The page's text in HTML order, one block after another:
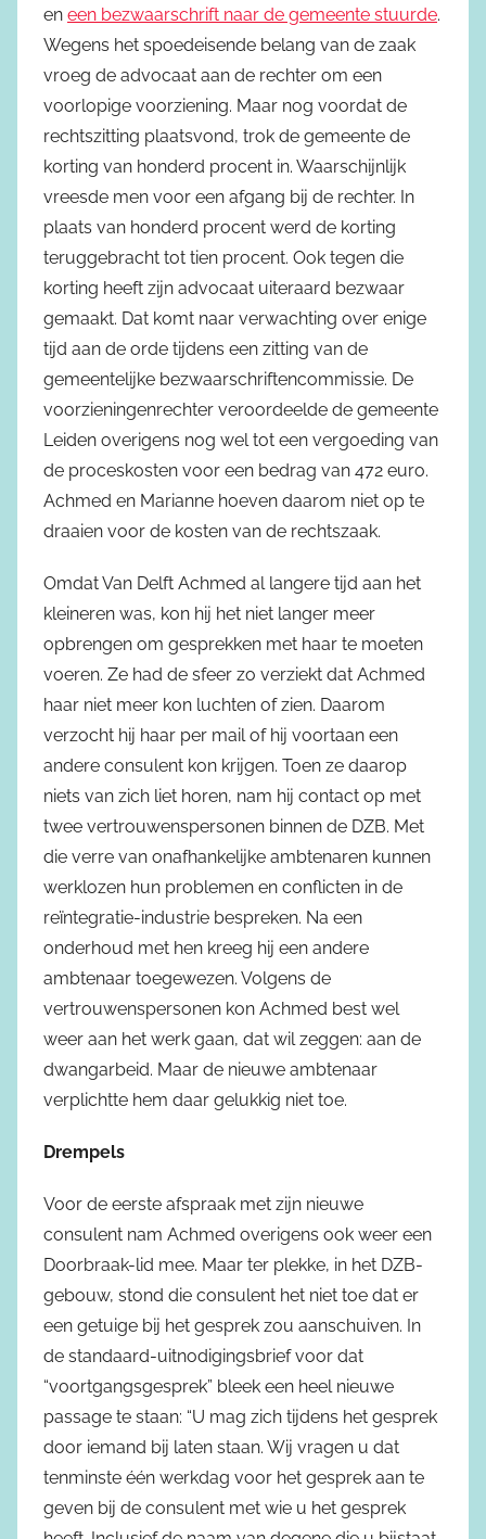
en een bezwaarschrift naar de gemeente stuurde.
Wegens het spoedeisende belang van de zaak
vroeg de advocaat aan de rechter om een
voorlopige voorziening. Maar nog voordat de
rechtszitting plaatsvond, trok de gemeente de
korting van honderd procent in. Waarschijnlijk
vreesde men voor een afgang bij de rechter. In
plaats van honderd procent werd de korting
teruggebracht tot tien procent. Ook tegen die
korting heeft zijn advocaat uiteraard bezwaar
gemaakt. Dat komt naar verwachting over enige
tijd aan de orde tijdens een zitting van de
gemeentelijke bezwaarschriftencommissie. De
voorzieningenrechter veroordeelde de gemeente
Leiden overigens nog wel tot een vergoeding van
de proceskosten voor een bedrag van 472 euro.
Achmed en Marianne hoeven daarom niet op te
draaien voor de kosten van de rechtszaak.
Omdat Van Delft Achmed al langere tijd aan het
kleineren was, kon hij het niet langer meer
opbrengen om gesprekken met haar te moeten
voeren. Ze had de sfeer zo verziekt dat Achmed
haar niet meer kon luchten of zien. Daarom
verzocht hij haar per mail of hij voortaan een
andere consulent kon krijgen. Toen ze daarop
niets van zich liet horen, nam hij contact op met
twee vertrouwenspersonen binnen de DZB. Met
die verre van onafhankelijke ambtenaren kunnen
werklozen hun problemen en conflicten in de
reïntegratie-industrie bespreken. Na een
onderhoud met hen kreeg hij een andere
ambtenaar toegewezen. Volgens de
vertrouwenspersonen kon Achmed best wel
weer aan het werk gaan, dat wil zeggen: aan de
dwangarbeid. Maar de nieuwe ambtenaar
verplichtte hem daar gelukkig niet toe.
Drempels
Voor de eerste afspraak met zijn nieuwe
consulent nam Achmed overigens ook weer een
Doorbraak-lid mee. Maar ter plekke, in het DZB-
gebouw, stond die consulent het niet toe dat er
een getuige bij het gesprek zou aanschuiven. In
de standaard-uitnodigingsbrief voor dat
“voortgangsgesprek” bleek een heel nieuwe
passage te staan: “U mag zich tijdens het gesprek
door iemand bij laten staan. Wij vragen u dat
tenminste één werkdag voor het gesprek aan te
geven bij de consulent met wie u het gesprek